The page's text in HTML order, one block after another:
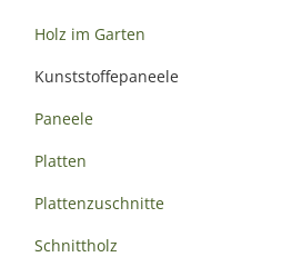
Holz im Garten
Kunststoffepaneele
Paneele
Platten
Plattenzuschnitte
Schnittholz